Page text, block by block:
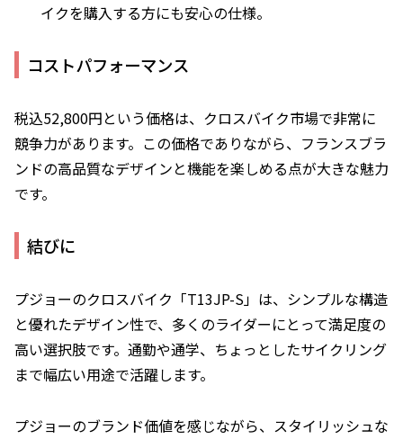
イクを購入する方にも安心の仕様。
コストパフォーマンス
税込52,800円という価格は、クロスバイク市場で非常に
競争力があります。この価格でありながら、フランスブラ
ンドの高品質なデザインと機能を楽しめる点が大きな魅力
です。
結びに
プジョーのクロスバイク「T13JP-S」は、シンプルな構造
と優れたデザイン性で、多くのライダーにとって満足度の
高い選択肢です。通勤や通学、ちょっとしたサイクリング
まで幅広い用途で活躍します。
プジョーのブランド価値を感じながら、スタイリッシュな